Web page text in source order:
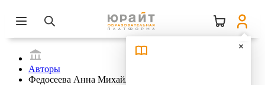
Авторы
Федосеева Анна Михайловна